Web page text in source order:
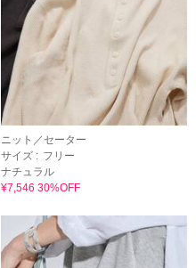
ニット／セーター
サイズ : フリー
ナチュラル
¥7,546 30%OFF